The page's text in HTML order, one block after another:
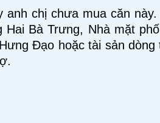
anh chị chưa mua căn
Hai Bà Trưng, Nhà mặt
Đạo hoặc tài sản dòng